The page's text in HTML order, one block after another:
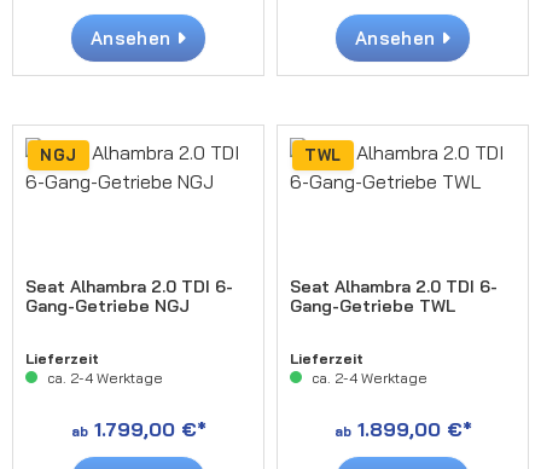
Ansehen Ansehen
NGJ
Seat Alhambra 2.0 TDI 6-
Gang-Getriebe NGJ
Lieferzeit
ca. 2-4 Werktage
ab1.799,00 €*
TWL
Seat Alhambra 2.0 TDI 6-
Gang-Getriebe TWL
Lieferzeit
ca. 2-4 Werktage
ab1.899,00 €*